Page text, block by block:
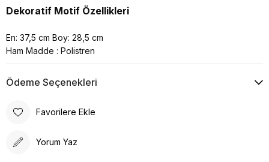
Dekoratif Motif Özellikleri
En: 37,5 cm Boy: 28,5 cm
Ham Madde : Polistren
Ödeme Seçenekleri
Favorilere Ekle
Yorum Yaz